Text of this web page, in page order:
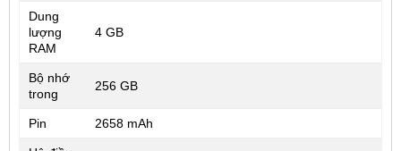
Dung
lượng
RAM
4 GB
Bộ nhớ
trong
256 GB
Pin 2658 mAh